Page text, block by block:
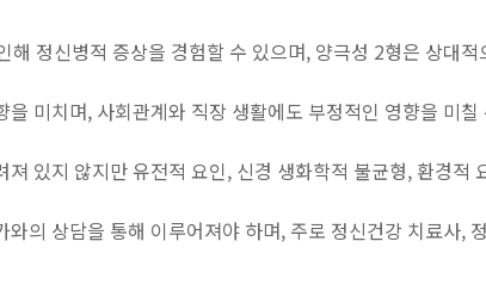
해 정신병적 증상을 경험할 수 있으며, 양극성 2형은 상대
미치며, 사회관계와 직장 생활에도 부정적인 영향을 미칠
있지 않지만 유전적 요인, 신경 생화학적 불균형, 환경적
의 상담을 통해 이루어져야 하며, 주로 정신건강 치료사,